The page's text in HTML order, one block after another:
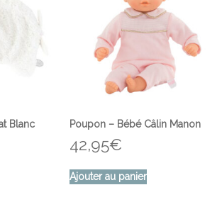
Blanc Poupon – Bébé Câlin Manon
42,95€
Ajouter au panier